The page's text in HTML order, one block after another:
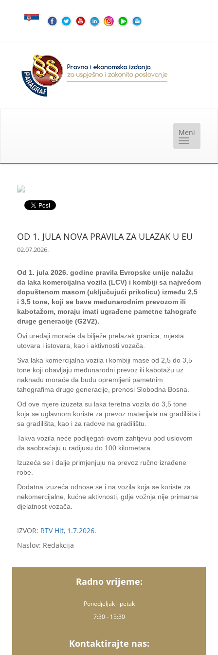
OD 1. JULA NOVA PRAVILA ZA ULAZAK U EU
02.07.2026.
Od 1. jula 2026. godine pravila Evropske unije nalažu
da laka komercijalna vozila (LCV) i kombiji sa najvećom
dopuštenom masom (uključujući prikolicu) između 2,5
i 3,5 tone, koji se bave međunarodnim prevozom ili
kabotažom, moraju imati ugrađene pametne tahografe
druge generacije (G2V2).
Ovi uređaji moraće da bilježe prelazak granica, mjesta
utovara i istovara, kao i aktivnosti vozača.
Sva laka komercijalna vozila i kombiji mase od 2,5 do 3,5
tone koji obavljaju međunarodni prevoz ili kabotažu uz
naknadu moraće da budu opremljeni pametnim
tahografima druge generacije, prenosi Slobodna Bosna.
Od ove mjere izuzeta su laka teretna vozila do 3,5 tone
koja se uglavnom koriste za prevoz materijala na gradilišta i
sa gradilišta, kao i za radove na gradilištu.
Takva vozila neće podlijegati ovom zahtjevu pod uslovom
da saobraćaju u radijusu do 100 kilometara.
Izuzeća se i dalje primjenjuju na prevoz ručno izrađene
robe.
Dodatna izuzeća odnose se i na vozila koja se koriste za
nekomercijalne, kućne aktivnosti, gd‌je vožnja nije primarna
d‌jelatnost vozača.
IZVOR: RTV Hit, 1.7.2026.
Naslov: Redakcija
Radno vrijeme:
Ponedjeljak - petak
7:30 - 15:30
Kontaktirajte nas: